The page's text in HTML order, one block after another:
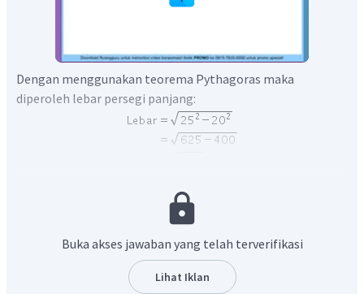
Dengan menggunakan teorema Pythagoras maka
diperoleh lebar persegi panjang:
Oleh karena itu, jawaban yang benar adalah A.
Buka akses jawaban yang telah terverifikasi
Lihat Iklan